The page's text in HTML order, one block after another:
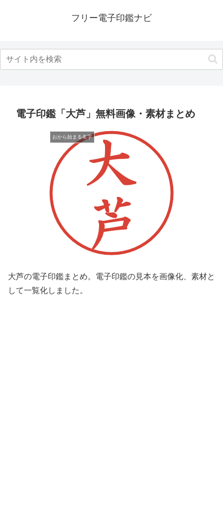
フリー電子印鑑ナビ
電子印鑑「大芦」無料画像・素材まとめ
おから始まる名字
大芦の電子印鑑まとめ。電子印鑑の見本を画像化、素材と
して一覧化しました。